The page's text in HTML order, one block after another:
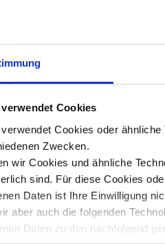
Cookies
Cookies oder
Zwecken.
wir Cookies und ähnliche
sind. Für diese Cookies
Daten ist Ihre Einwilligung
aber auch die folgenden
Daten zu den nachfolgend